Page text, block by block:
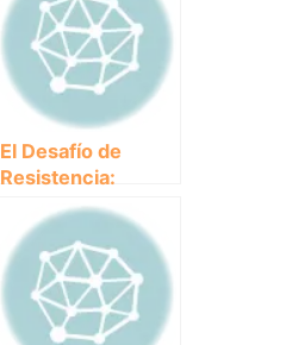
El Desafío de
Resistencia:
¿Cuánto tiempo
puede sobrevivir
un animal en
condiciones
extremas?